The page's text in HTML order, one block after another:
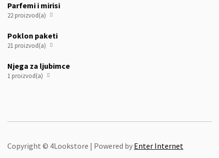
Parfemi i mirisi
22 proizvod(a) 
Poklon paketi
21 proizvod(a) 
Njega za ljubimce
1 proizvod(a) 
Copyright © 4Lookstore | Powered by Enter Internet